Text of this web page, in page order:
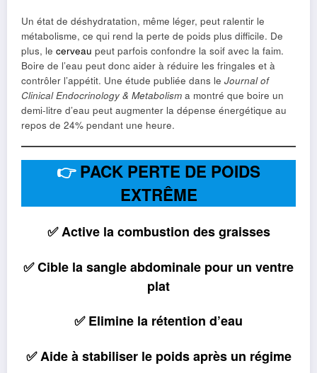
Un état de déshydratation, même léger, peut ralentir le
métabolisme, ce qui rend la perte de poids plus difficile. De
plus, le cerveau peut parfois confondre la soif avec la faim.
Boire de l’eau peut donc aider à réduire les fringales et à
contrôler l’appétit. Une étude publiée dans le Journal of
Clinical Endocrinology & Metabolism a montré que boire un
demi-litre d’eau peut augmenter la dépense énergétique au
repos de 24% pendant une heure.
👉PACK PERTE DE POIDS
EXTRÊME
✅ Active la combustion des graisses
✅ Cible la sangle abdominale pour un ventre
plat
✅ Elimine la rétention d’eau
✅ Aide à stabiliser le poids après un régime